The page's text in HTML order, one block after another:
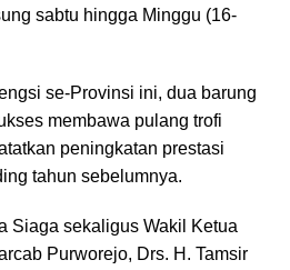
sabtu hingga Minggu (16-
se-Provinsi ini, dua barung
membawa pulang trofi
peningkatan prestasi
tahun sebelumnya.
Siaga sekaligus Wakil Ketua
Purworejo, Drs. H. Tamsir